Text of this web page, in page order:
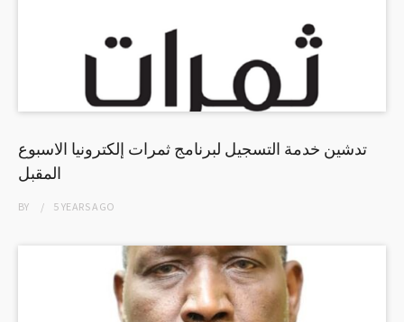
تدشين خدمة التسجيل لبرنامج ثمرات إلكترونيا الاسبوع
المقبل
BY 5 YEARSAGO